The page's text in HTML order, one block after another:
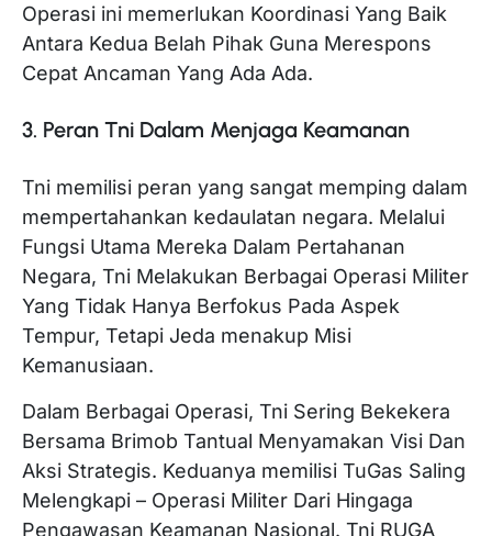
Operasi ini memerlukan Koordinasi Yang Baik
Antara Kedua Belah Pihak Guna Merespons
Cepat Ancaman Yang Ada Ada.
3. Peran Tni Dalam Menjaga Keamanan
Tni memilisi peran yang sangat memping dalam
mempertahankan kedaulatan negara. Melalui
Fungsi Utama Mereka Dalam Pertahanan
Negara, Tni Melakukan Berbagai Operasi Militer
Yang Tidak Hanya Berfokus Pada Aspek
Tempur, Tetapi Jeda menakup Misi
Kemanusiaan.
Dalam Berbagai Operasi, Tni Sering Bekekera
Bersama Brimob Tantual Menyamakan Visi Dan
Aksi Strategis. Keduanya memilisi TuGas Saling
Melengkapi – Operasi Militer Dari Hingaga
Pengawasan Keamanan Nasional. Tni RUGA